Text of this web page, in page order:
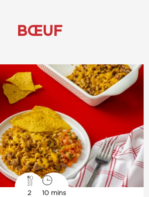
BŒUF
2 10 mins